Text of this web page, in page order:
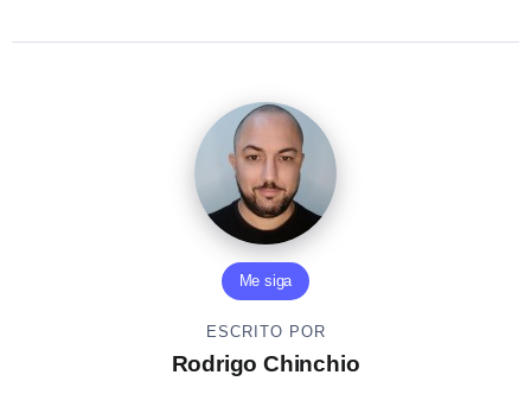
Me siga
ESCRITO POR
Rodrigo Chinchio